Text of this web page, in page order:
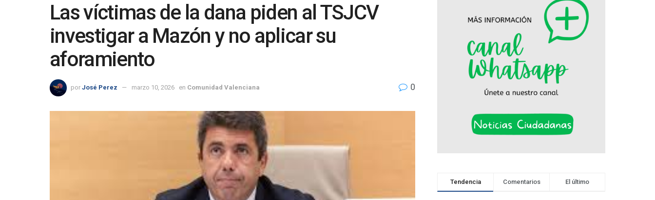
Las víctimas de la dana piden al TSJCV
investigar a Mazón y no aplicar su
aforamiento
por José Perez marzo 10, 2026 en Comunidad Valenciana 0
Tendencia Comentarios El último